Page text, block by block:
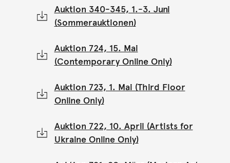
Auktion 340-345, 1.-3. Juni
(Sommerauktionen)
Auktion 724, 15. Mai
(Contemporary Online Only)
Auktion 723, 1. Mai (Third Floor
Online Only)
Auktion 722, 10. April (Artists for
Ukraine Online Only)